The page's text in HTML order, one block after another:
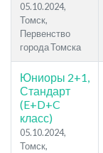
05.10.2024,
Томск,
Первенство
города Томска
Юниоры 2+1,
Стандарт
(E+D+C
класс)
05.10.2024,
Томск,